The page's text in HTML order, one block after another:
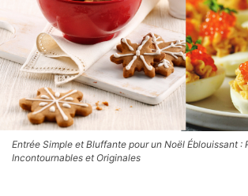
Entrée Simple et Bluffante pour un Noël Éblouissant :
Incontournables et Originales